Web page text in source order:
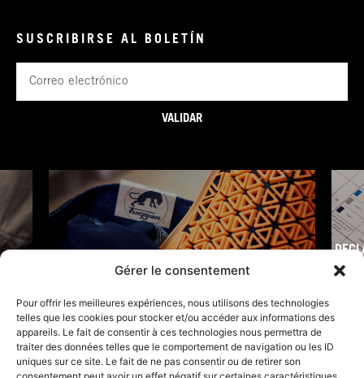
Gérer le consentement
Pour offrir les meilleures expériences, nous utilisons des technologies
telles que les cookies pour stocker et/ou accéder aux informations des
appareils. Le fait de consentir à ces technologies nous permettra de
traiter des données telles que le comportement de navigation ou les ID
uniques sur ce site. Le fait de ne pas consentir ou de retirer son
SUSCRIBIRSE AL BOLETÍN
VALIDAR